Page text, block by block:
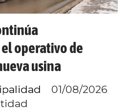
operativo de
usina
01/08/2026